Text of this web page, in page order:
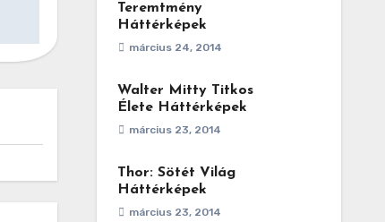
Teremtmény
Háttérképek
március 24, 2014
Walter Mitty Titkos
Élete Háttérképek
március 23, 2014
Thor: Sötét Világ
Háttérképek
március 23, 2014